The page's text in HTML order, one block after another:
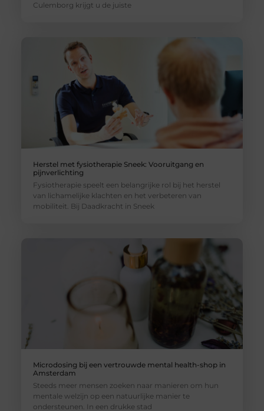
Culemborg krijgt u de juiste
Herstel met fysiotherapie Sneek: Vooruitgang en
pijnverlichting
Fysiotherapie speelt een belangrijke rol bij het herstel
van lichamelijke klachten en het verbeteren van
mobiliteit. Bij Daadkracht in Sneek
Microdosing bij een vertrouwde mental health-shop in
Amsterdam
Steeds meer mensen zoeken naar manieren om hun
mentale welzijn op een natuurlijke manier te
ondersteunen. In een drukke stad